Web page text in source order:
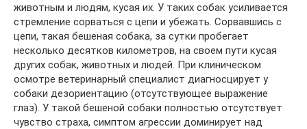
животным и людям, кусая их. У таких собак усиливается
стремление сорваться с цепи и убежать. Сорвавшись с
цепи, такая бешеная собака, за сутки пробегает
несколько десятков километров, на своем пути кусая
других собак, животных и людей. При клиническом
осмотре ветеринарный специалист диагносцирует у
собаки дезориентацию (отсутствующее выражение
глаз). У такой бешеной собаки полностью отсутствует
чувство страха, симптом агрессии доминирует над